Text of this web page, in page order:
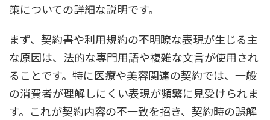
策についての詳細な説明です。
まず、契約書や利用規約の不明瞭な表現が生じる主
な原因は、法的な専門用語や複雑な文言が使用され
ることです。特に医療や美容関連の契約では、一般
の消費者が理解しにくい表現が頻繁に見受けられま
す。これが契約内容の不一致を招き、契約時の誤解